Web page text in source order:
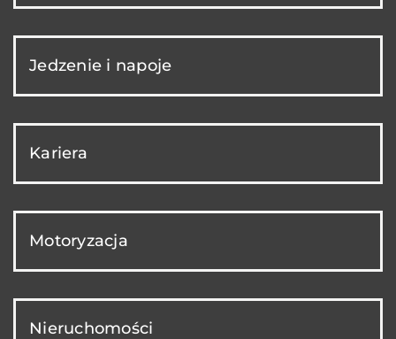
Jedzenie i napoje
Kariera
Motoryzacja
Nieruchomości